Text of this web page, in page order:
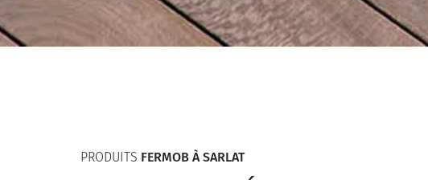
PRODUITS FERMOB À SARLAT